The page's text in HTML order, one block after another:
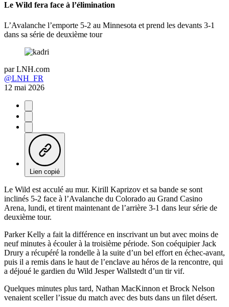
Le Wild fera face à l’élimination
L’Avalanche l’emporte 5-2 au Minnesota et prend les devants 3-1
dans sa série de deuxième tour
par LNH.com
@LNH_FR
12 mai 2026
Lien copié
Le Wild est acculé au mur. Kirill Kaprizov et sa bande se sont
inclinés 5-2 face à l’Avalanche du Colorado au Grand Casino
Arena, lundi, et tirent maintenant de l’arrière 3-1 dans leur série de
deuxième tour.
Parker Kelly a fait la différence en inscrivant un but avec moins de
neuf minutes à écouler à la troisième période. Son coéquipier Jack
Drury a récupéré la rondelle à la suite d’un bel effort en échec-avant,
puis il a remis dans le haut de l’enclave au héros de la rencontre, qui
a déjoué le gardien du Wild Jesper Wallstedt d’un tir vif.
Quelques minutes plus tard, Nathan MacKinnon et Brock Nelson
venaient sceller l’issue du match avec des buts dans un filet désert.